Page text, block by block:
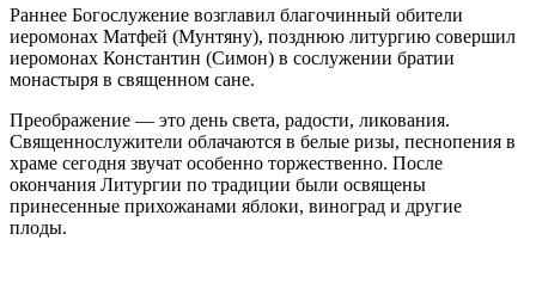
Раннее Богослужение возглавил благочинный обители
иеромонах Матфей (Мунтяну), позднюю литургию совершил
иеромонах Константин (Симон) в сослужении братии
монастыря в священном сане.
Преображение — это день света, радости, ликования.
Священнослужители облачаются в белые ризы, песнопения в
храме сегодня звучат особенно торжественно. После
окончания Литургии по традиции были освящены
принесенные прихожанами яблоки, виноград и другие
плоды.